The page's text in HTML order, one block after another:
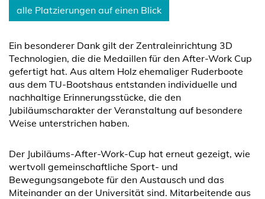
alle Platzierungen auf einen Blick
Ein besonderer Dank gilt der Zentraleinrichtung 3D
Technologien, die die Medaillen für den After-Work Cup
gefertigt hat. Aus altem Holz ehemaliger Ruderboote
aus dem TU-Bootshaus entstanden individuelle und
nachhaltige Erinnerungsstücke, die den
Jubiläumscharakter der Veranstaltung auf besondere
Weise unterstrichen haben.
Der Jubiläums-After-Work-Cup hat erneut gezeigt, wie
wertvoll gemeinschaftliche Sport- und
Bewegungsangebote für den Austausch und das
Miteinander an der Universität sind. Mitarbeitende aus